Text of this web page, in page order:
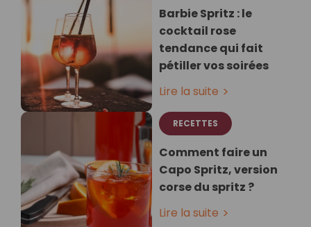
Barbie Spritz : le
cocktail rose
tendance qui fait
pétiller vos soirées
Lire la suite
RECETTES
Comment faire un
Capo Spritz, version
corse du spritz ?
Lire la suite